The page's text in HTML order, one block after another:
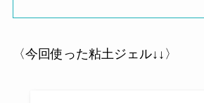
〈今回使った粘土ジェル↓↓〉